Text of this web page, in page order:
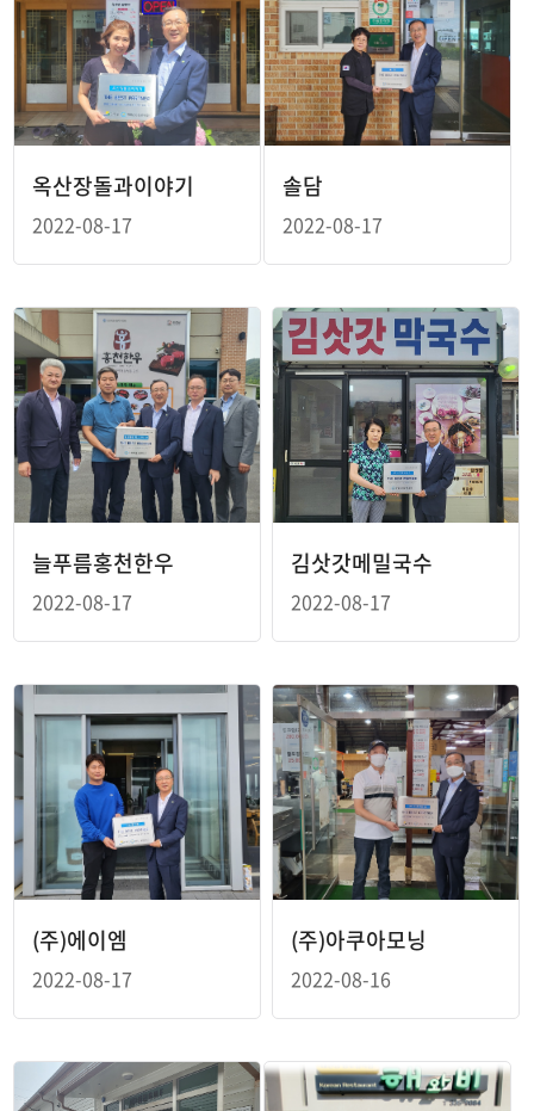
옥산장돌과이야기
2022-08-17
솔담
2022-08-17
늘푸름홍천한우
2022-08-17
김삿갓메밀국수
2022-08-17
(주)에이엠
2022-08-17
(주)아쿠아모닝
2022-08-16